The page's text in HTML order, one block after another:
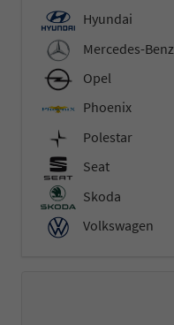
Hyundai
Mercedes-Benz
Opel
Phoenix
Polestar
Seat
Skoda
Volkswagen